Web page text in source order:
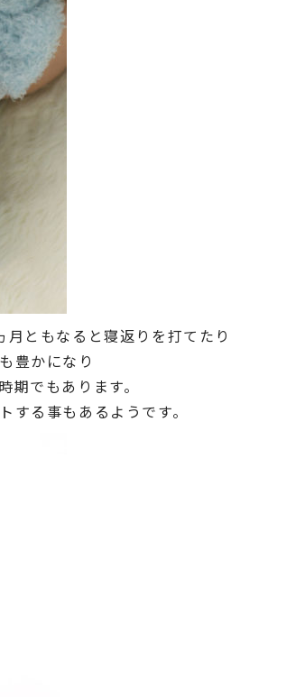
ともなると寝返りを打てたり
豊かになり
でもあります。
する事もあるようです。